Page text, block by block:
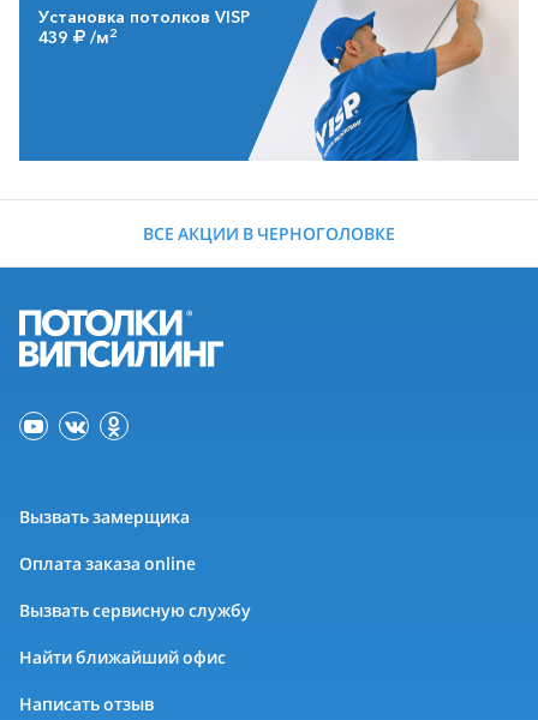
Установка потолков VISP
439
/м2
ВСЕ АКЦИИ В ЧЕРНОГОЛОВКЕ
Вызвать замерщика
Оплата заказа online
Вызвать сервисную службу
Найти ближайший офис
Написать отзыв